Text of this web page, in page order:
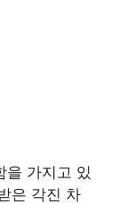
을 가지고 있
은 각진 차